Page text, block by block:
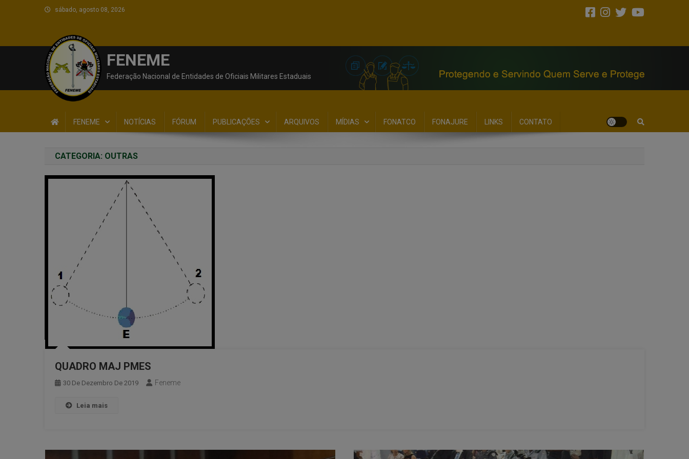
sábado, agosto 08, 2026
FENEME
Federação Nacional de Entidades de Oficiais Militares Estaduais
FENEME NOTÍCIAS FÓRUM PUBLICAÇÕES ARQUIVOS MÍDIAS FONATCO FONAJURE LINKS CONTATO
CATEGORIA: OUTRAS
QUADRO MAJ PMES
30 De Dezembro De 2019 Feneme
Leia mais